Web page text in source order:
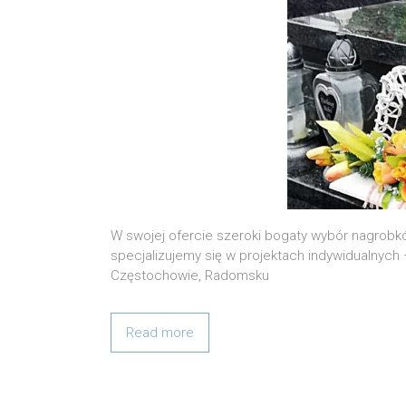
W swojej ofercie szeroki bogaty wybór
specjalizujemy się w projektach
Częstochowie, Radomsku
Read more